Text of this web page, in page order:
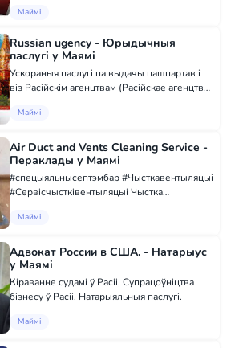
Афармленне грамадзянства Расіі дзяцям
прозвішча...
Маймі
Russian ugency - Юрыдычныя
паслугі у Маямі
Ускораныя паслугі па выдачы пашпартав і
віз Расійскім агенцтвам (Расійскае агенцтва
атрымання і сдачы дакументаў. Для вашага
Маймі
Air Duct and Vents Cleaning Service -
Пераклады у Маямі
#спецыяльнысептэмбар #Чысткавентыляцыі
#Сервісчыстківентыляцыі Чыстка
дыхаеш. Мы чым заробляем гатовую цану за
бясплатнай працэдур...
Маймі
Адвокат России в США. - Натарыус
у Маямі
Кіраванне судамі ў Расіі, Супрацоўніцтва
бізнесу ў Расіі, Натарыяльныя паслугі.
Маймі